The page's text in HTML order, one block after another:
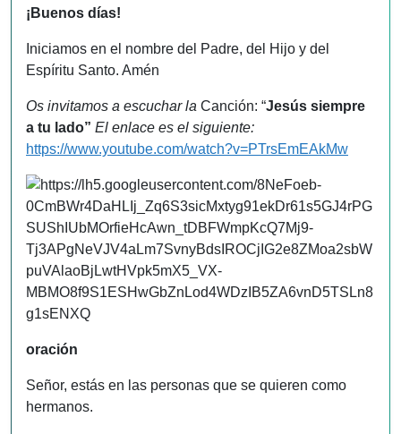
¡Buenos días!
Iniciamos en el nombre del Padre, del Hijo y del
Espíritu Santo. Amén
Os invitamos a escuchar la Canción: “Jesús siempre
a tu lado” El enlace es el siguiente:
https://www.youtube.com/watch?v=PTrsEmEAkMw
oración
Señor, estás en las personas que se quieren como
hermanos.